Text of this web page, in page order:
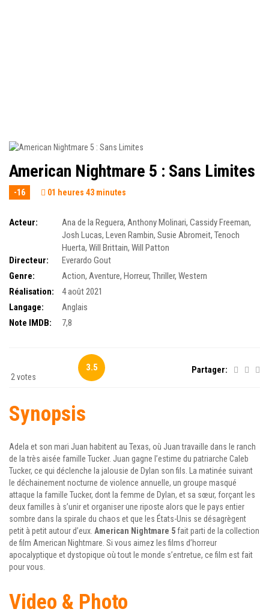
American Nightmare 5 : Sans Limites
-16 01 heures 43 minutes
Acteur: Ana de la Reguera, Anthony Molinari, Cassidy Freeman,
Josh Lucas, Leven Rambin, Susie Abromeit, Tenoch
Huerta, Will Brittain, Will Patton
Directeur:
Everardo Gout
Genre:
Action, Aventure, Horreur, Thriller, Western
Réalisation:
4 août 2021
Langage:
Anglais
Note IMDB:
7,8
2 votes
3.5 Partager:
Synopsis
Adela et son mari Juan habitent au Texas, où Juan travaille dans le ranch
de la très aisée famille Tucker. Juan gagne l’estime du patriarche Caleb
Tucker, ce qui déclenche la jalousie de Dylan son fils. La matinée suivant
le déchainement nocturne de violence annuelle, un groupe masqué
attaque la famille Tucker, dont la femme de Dylan, et sa sœur, forçant les
deux familles à s’unir et organiser une riposte alors que le pays entier
sombre dans la spirale du chaos et que les États-Unis se désagrègent
petit à petit autour d’eux. American Nightmare 5 fait parti de la collection
de film American Nightmare. Si vous aimez les films d’horreur
apocalyptique et dystopique où tout le monde s’entretue, ce film est fait
pour vous.
Video & Photo